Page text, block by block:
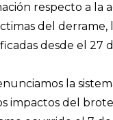
respecto a la
del derrame,
desde el
la
impactos del